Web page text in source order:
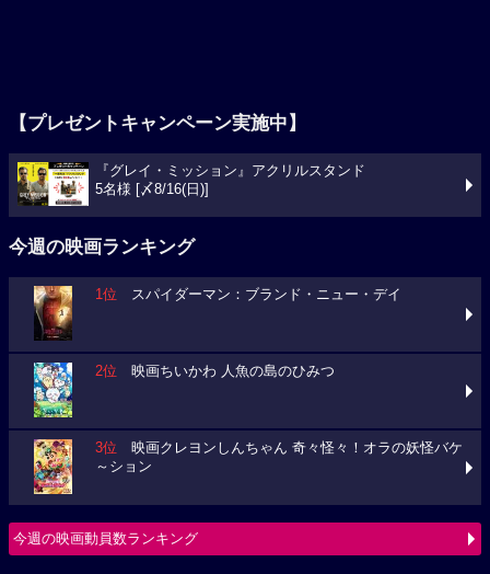
【プレゼントキャンペーン実施中】
『グレイ・ミッション』アクリルスタンド
5名様 [〆8/16(日)]
今週の映画ランキング
1位 スパイダーマン：ブランド・ニュー・デイ
2位 映画ちいかわ 人魚の島のひみつ
3位 映画クレヨンしんちゃん 奇々怪々！オラの妖怪バケ
～ション
今週の映画動員数ランキング